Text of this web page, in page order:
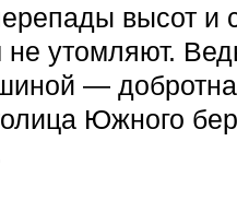
высот и
утомляют.
—
Южного